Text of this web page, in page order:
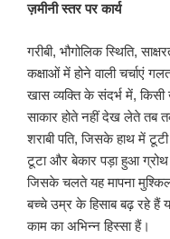
ज़मीनी स्तर पर कार्य
गरीबी, भौगोलिक स्थिति,
कक्षाओं में होने वाली चर्चाएं
खास व्यक्ति के संदर्भ में,
साकार होते नहीं देख लेते तब
शराबी पति, जिसके हाथ में
टूटा और बेकार पड़ा हुआ ग्रोथ
जिसके चलते यह मापना
बच्चे उम्र के हिसाब बढ़ रहे हैं
काम का अभिन्न हिस्सा हैं।